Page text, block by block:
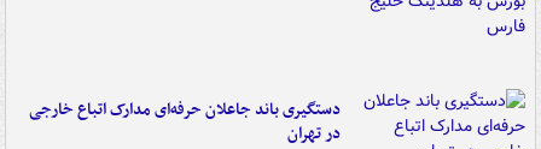
دستگیری باند جاعلان حرفه‌ای مدارک اتباع خارجی
در تهران